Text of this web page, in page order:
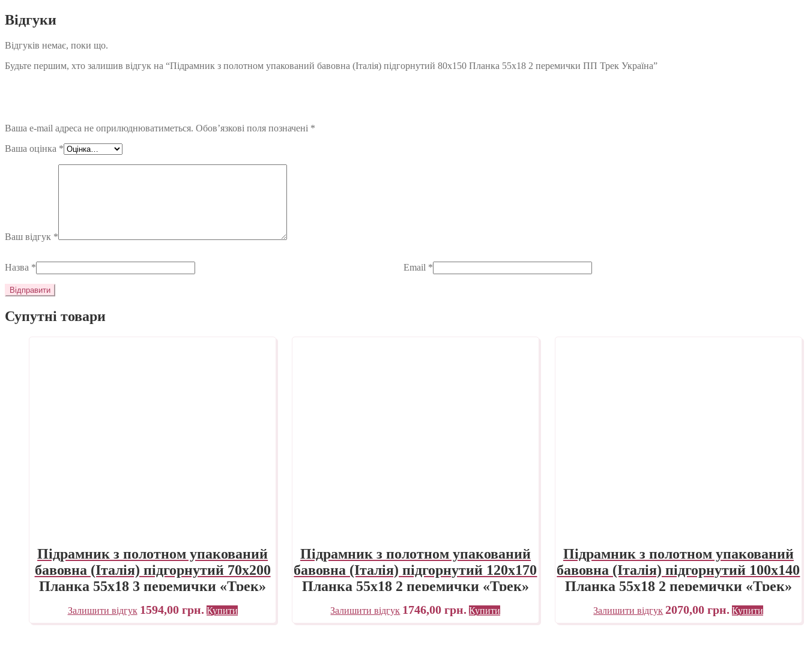
Відгуки
Відгуків немає, поки що.
Будьте першим, хто залишив відгук на “Підрамник з полотном упакований бавовна (Італія) підгорнутий 80х150 Планка 55х18 2 перемички ПП Трек Україна”
Ваша e-mail адреса не оприлюднюватиметься. Обов’язкові поля позначені *
Ваша оцінка *
Ваш відгук *
Назва * Email *
Супутні товари
Підрамник з полотном упакований
бавовна (Італія) підгорнутий 70х200
Планка 55х18 3 перемички «Трек»
Україна
Залишити відгук 1594,00 грн. Купити
Підрамник з полотном упакований
бавовна (Італія) підгорнутий 120х170
Планка 55х18 2 перемички «Трек»
Україна
Залишити відгук 1746,00грн. Купити
Підрамник з полотном упакований
бавовна (Італія) підгорнутий 100х140
Планка 55х18 2 перемички «Трек»
Україна
Залишити відгук 2070,00грн. Купити